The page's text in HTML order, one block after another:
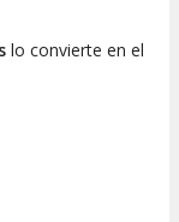
lo convierte en el
en el